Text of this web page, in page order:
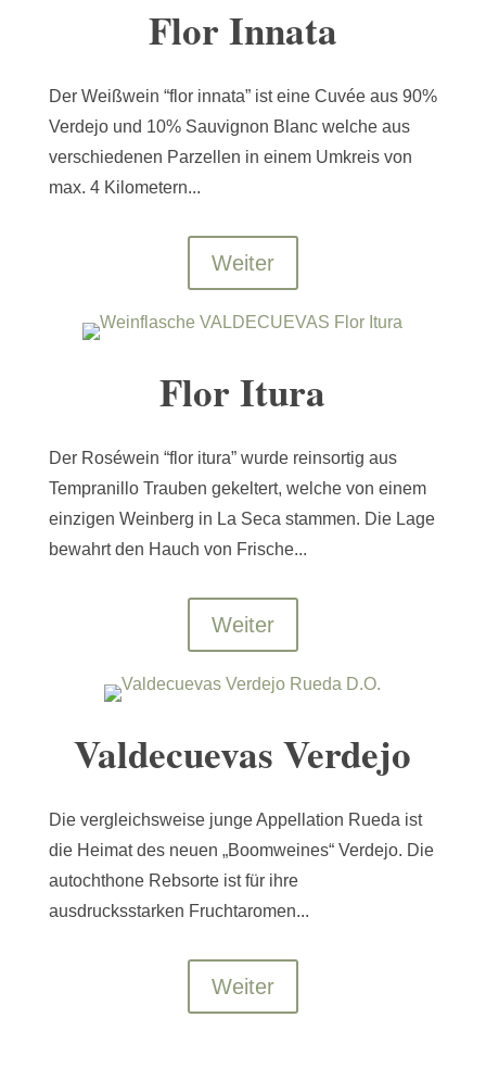
Flor Innata
Der Weißwein “flor innata” ist eine Cuvée aus 90%
Verdejo und 10% Sauvignon Blanc welche aus
verschiedenen Parzellen in einem Umkreis von
max. 4 Kilometern...
Weiter
Flor Itura
Der Roséwein “flor itura” wurde reinsortig aus
Tempranillo Trauben gekeltert, welche von einem
einzigen Weinberg in La Seca stammen. Die Lage
bewahrt den Hauch von Frische...
Weiter
Valdecuevas Verdejo
Die vergleichsweise junge Appellation Rueda ist
die Heimat des neuen „Boomweines“ Verdejo. Die
autochthone Rebsorte ist für ihre
ausdrucksstarken Fruchtaromen...
Weiter